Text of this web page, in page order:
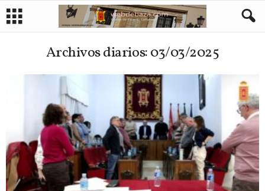
Archivos diarios: 03/03/2025